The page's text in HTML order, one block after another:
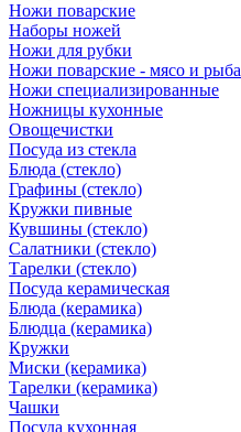
Ножи поварские
Наборы ножей
Ножи для рубки
Ножи поварские - мясо и рыба
Ножи специализированные
Ножницы кухонные
Овощечистки
Посуда из стекла
Блюда (стекло)
Графины (стекло)
Кружки пивные
Кувшины (стекло)
Салатники (стекло)
Тарелки (стекло)
Посуда керамическая
Блюда (керамика)
Блюдца (керамика)
Кружки
Миски (керамика)
Тарелки (керамика)
Чашки
Посуда кухонная